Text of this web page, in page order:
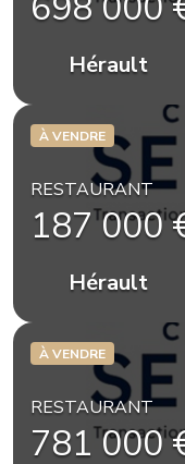
Hérault
À VENDRE
RESTAURANT
187 000
Hérault
À VENDRE
RESTAURANT
781 000